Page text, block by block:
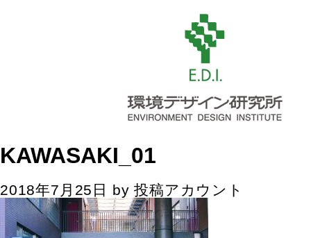
KAWASAKI_01
2018年7月25日 by投稿アカウント